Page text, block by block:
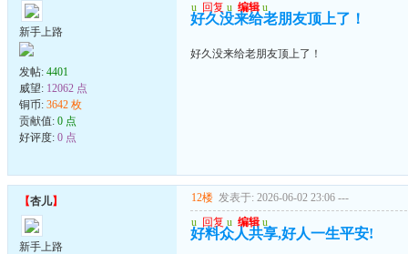
新手上路
发帖: 4401
威望: 12062 点
铜币: 3642 枚
贡献值: 0 点
好评度: 0 点
u 回复 u 编辑 u
好久没来给老朋友顶上了！
好久没来给老朋友顶上了！
【杏儿】
新手上路
12楼 发表于: 2026-06-02 23:06 ---
u 回复 u 编辑 u
好料众人共享,好人一生平安!